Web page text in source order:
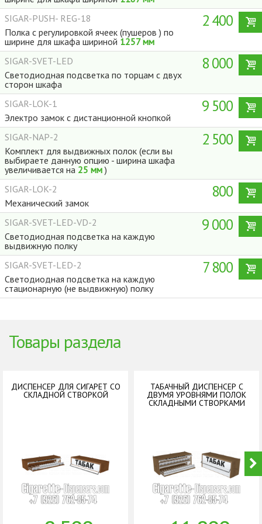
SIGAR-PUSH- REG-18
Полка с регулировкой ячеек (пушеров ) по
ширине для шкафа шириной 1257 мм
2 400
SIGAR-SVET-LED
Светодиодная подсветка по торцам с двух
сторон шкафа
8 000
SIGAR-LOK-1
Электро замок с дистанционной кнопкой
9 500
SIGAR-NAP-2
Комплект для выдвижных полок (если вы
выбираете данную опцию - ширина шкафа
увеличивается на 25 мм)
2 500
SIGAR-LOK-2
Механический замок
800
SIGAR-SVET-LED-VD-2
Светодиодная подсветка на каждую
выдвижную полку
9 000
SIGAR-SVET-LED-2
Светодиодная подсветка на каждую
стационарную (не выдвижную) полку
7 800
Товары раздела
ДИСПЕНСЕР ДЛЯ СИГАРЕТ СО
СКЛАДНОЙ СТВОРКОЙ
ТАБАЧНЫЙ ДИСПЕНСЕР С
ДВУМЯ УРОВНЯМИ ПОЛОК
СКЛАДНЫМИ СТВОРКАМИ